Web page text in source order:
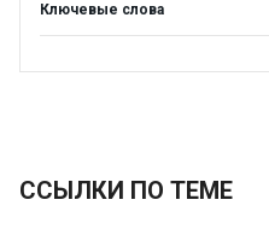
Ключевые слова
ССЫЛКИ ПО ТЕМЕ